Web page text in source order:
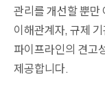
관리를 개선할 뿐만
이해관계자, 규제
파이프라인의 견고
제공합니다.